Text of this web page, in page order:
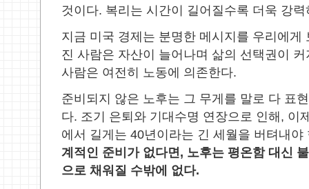
것이다. 복리는 시간이 길어질수록 더욱 강
지금 미국 경제는 분명한 메시지를 우리에게
진 사람은 자산이 늘어나며 삶의 선택권이 커
사람은 여전히 노동에 의존한다.
준비되지 않은 노후는 그 무게를 말로 다 표
다. 조기 은퇴와 기대수명 연장으로 인해 , 이
에서 길게는 40년이라는 긴 세월을 버텨내야
계적인 준비가 없다면, 노후는 평온함 대신
으로 채워질 수밖에 없다.